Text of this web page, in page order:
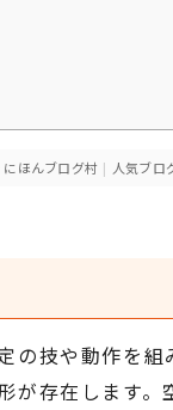
にほんブログ村 | 人気ブロ
の技や動作を
が存在します